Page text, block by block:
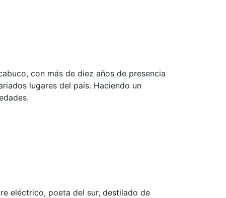
con más de diez años de presencia
lugares del país. Haciendo un
eléctrico, poeta del sur, destilado de